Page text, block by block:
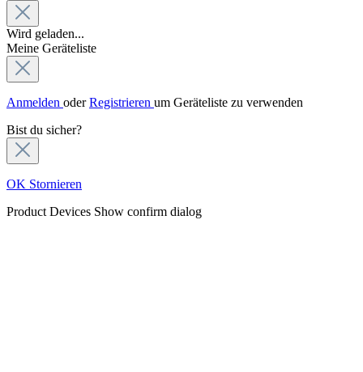
Wird geladen...
Meine Geräteliste
Anmelden oderRegistrieren um Geräteliste zu verwenden
Bist du sicher?
OK Stornieren
Product Devices Show confirm dialog